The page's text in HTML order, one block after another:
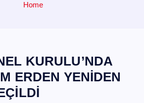
Home
KURULU’NDA
ERDEN YENİDEN